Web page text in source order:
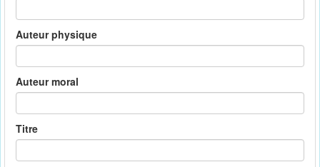
Auteur physique
Auteur moral
Titre